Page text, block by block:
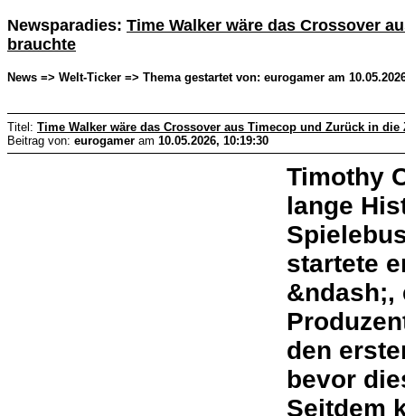
Newsparadies: Time Walker wäre das Crossover
brauchte
News => Welt-Ticker => Thema gestartet von: eurogamer am
Titel: Time Walker wäre das Crossover aus Timecop und Zurück in
Beitrag von: eurogamer am 10.05.2026, 10:19:30
Timothy
lange
startete
&ndash;,
den
bevor
Seitdem